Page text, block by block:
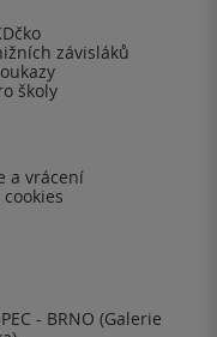
závisláků
školy
a vrácení
- BRNO (Galerie